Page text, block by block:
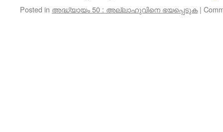
Posted in അദ്ധ്യായം 50 : അല്ലാഹുവിനെ ഭയപ്പെടുക |